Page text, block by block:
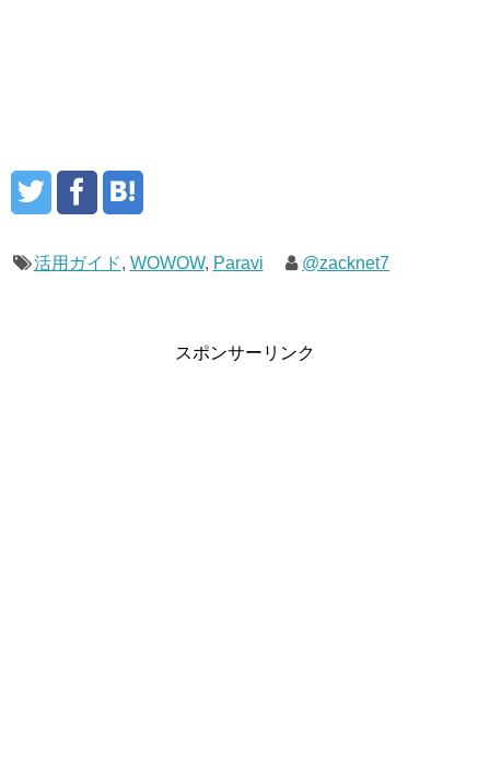
活用ガイド, WOWOW, Paravi @zacknet7
スポンサーリンク